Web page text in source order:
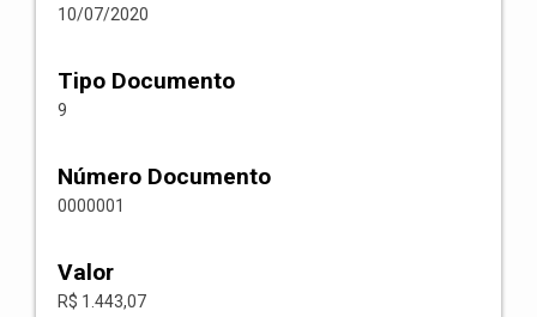
10/07/2020
Tipo Documento
9
Número Documento
0000001
Valor
R$ 1.443,07